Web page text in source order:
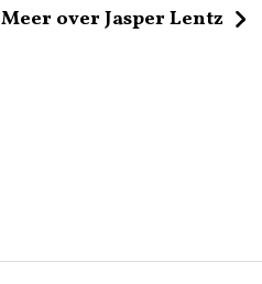
Meer over Jasper Lentz